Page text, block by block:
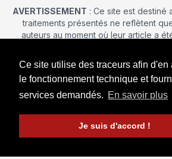
Ce site utilise des traceurs afin d'en
le fonctionnement technique et
services demandés. En savoir plus
Je suis d'accord !
AVERTISSEMENT : Ce site est destiné
traitements présentés ne reflètent
auteurs au moment où leur article a
journal. La décision d’une intervention
prendre qu'après un examen
publiées ici ne sauraient justifier
revendication de la part d'un
© 2026 Maîtrise Orthopédique –